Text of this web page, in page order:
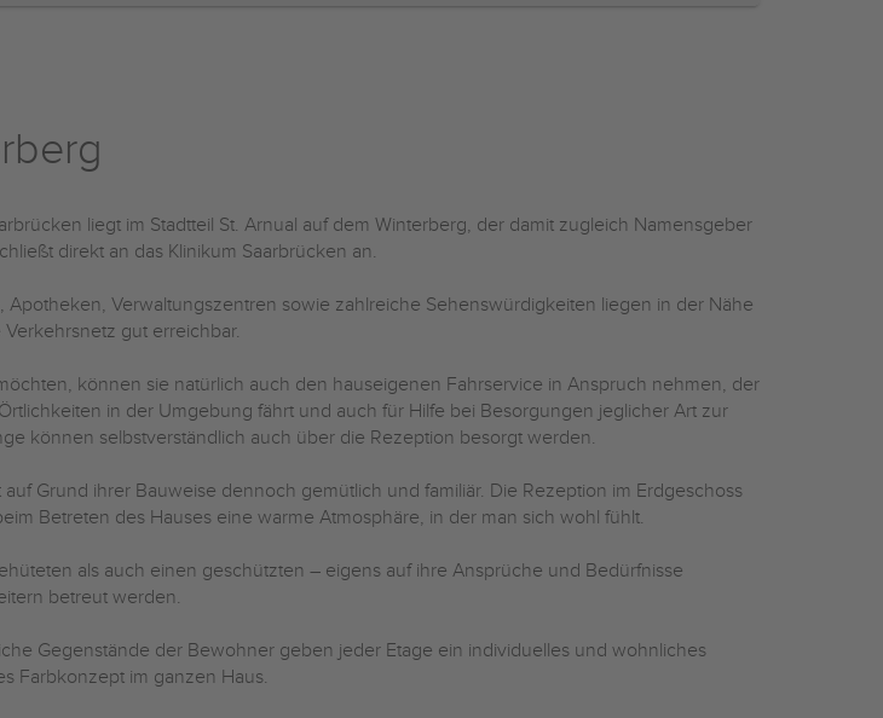
liegt im Stadtteil St. Arnual auf dem Winterberg, der damit zugleich Namensgeber
direkt an das Klinikum Saarbrücken an.
Apotheken, Verwaltungszentren sowie zahlreiche Sehenswürdigkeiten liegen in der Nähe
gut erreichbar.
können sie natürlich auch den hauseigenen Fahrservice in Anspruch nehmen, der
in der Umgebung fährt und auch für Hilfe bei Besorgungen jeglicher Art zur
können selbstverständlich auch über die Rezeption besorgt werden.
Grund ihrer Bauweise dennoch gemütlich und familiär. Die Rezeption im Erdgeschoss
Betreten des Hauses eine warme Atmosphäre, in der man sich wohl fühlt.
als auch einen geschützten – eigens auf ihre Ansprüche und Bedürfnisse
betreut werden.
Gegenstände der Bewohner geben jeder Etage ein individuelles und wohnliches
Farbkonzept im ganzen Haus.